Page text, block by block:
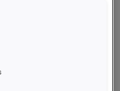
kronen
opplevde